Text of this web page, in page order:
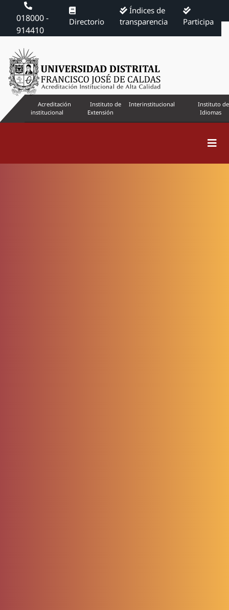
018000 -
914410
Directorio
Índices de
transparencia
Participa
Acreditación
institucional
Instituto de
Extensión
Interinstitucional
Instituto de
Idiomas